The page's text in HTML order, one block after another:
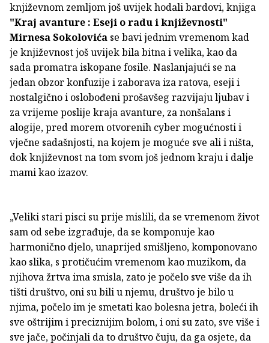
književnom zemljom još uvijek hodali bardovi, knjiga
"Kraj avanture : Eseji o radu i književnosti"
Mirnesa Sokolovića se bavi jednim vremenom kad
je književnost još uvijek bila bitna i velika, kao da
sada promatra iskopane fosile. Naslanjajući se na
jedan obzor konfuzije i zaborava iza ratova, eseji i
nostalgično i oslobođeni prošavšeg razvijaju ljubav i
za vrijeme poslije kraja avanture, za nonšalans i
alogije, pred morem otvorenih cyber mogućnosti i
vječne sadašnjosti, na kojem je moguće sve ali i ništa,
dok književnost na tom svom još jednom kraju i dalje
mami kao izazov.
„Veliki stari pisci su prije mislili, da se vremenom život
sam od sebe izgrađuje, da se komponuje kao
harmonično djelo, unaprijed smišljeno, komponovano
kao slika, s protičućim vremenom kao muzikom, da
njihova žrtva ima smisla, zato je počelo sve više da ih
tišti društvo, oni su bili u njemu, društvo je bilo u
njima, počelo im je smetati kao bolesna jetra, boleći ih
sve oštrijim i preciznijim bolom, i oni su zato, sve više i
sve jače, počinjali da to društvo čuju, da ga osjete, da